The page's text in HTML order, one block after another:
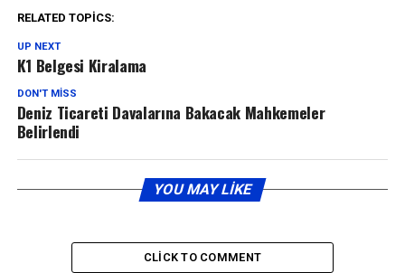
RELATED TOPICS:
UP NEXT
K1 Belgesi Kiralama
DON'T MISS
Deniz Ticareti Davalarına Bakacak Mahkemeler
Belirlendi
YOU MAY LIKE
CLICK TO COMMENT